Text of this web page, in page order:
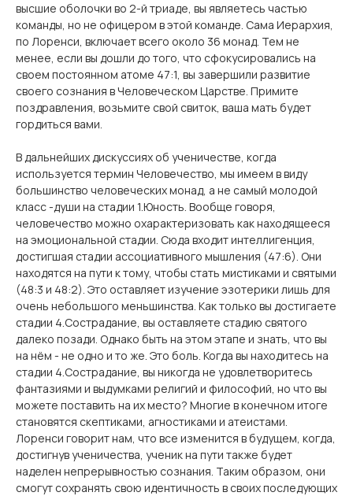
высшие оболочки во 2-й триаде, вы являетесь частью
команды, но не офицером в этой команде. Сама Иерархия,
по Лоренси, включает всего около 36 монад. Тем не
менее, если вы дошли до того, что сфокусировались на
своем постоянном атоме 47:1, вы завершили развитие
своего сознания в Человеческом Царстве. Примите
поздравления, возьмите свой свиток, ваша мать будет
гордиться вами.
В дальнейших дискуссиях об ученичестве, когда
используется термин Человечество, мы имеем в виду
большинство человеческих монад, а не самый молодой
класс -души на стадии 1.Юность. Вообще говоря,
человечество можно охарактеризовать как находящееся
на эмоциональной стадии. Сюда входит интеллигенция,
достигшая стадии ассоциативного мышления (47:6). Они
находятся на пути к тому, чтобы стать мистиками и святыми
(48:3 и 48:2). Это оставляет изучение эзотерики лишь для
очень небольшого меньшинства. Как только вы достигаете
стадии 4.Сострадание, вы оставляете стадию святого
далеко позади. Однако быть на этом этапе и знать, что вы
на нём - не одно и то же. Это боль. Когда вы находитесь на
стадии 4.Сострадание, вы никогда не удовлетворитесь
фантазиями и выдумками религий и философий, но что вы
можете поставить на их место? Многие в конечном итоге
становятся скептиками, агностиками и атеистами.
Лоренси говорит нам, что все изменится в будущем, когда,
достигнув ученичества, ученик на пути также будет
наделен непрерывностью сознания. Таким образом, они
смогут сохранять свою идентичность в своих последующих